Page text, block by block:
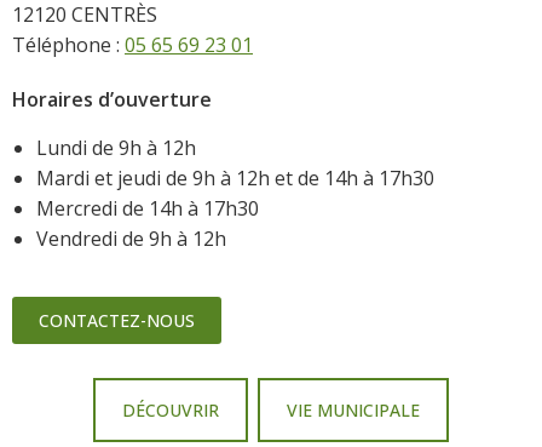
12120 CENTRÈS
Téléphone : 05 65 69 23 01
Horaires d’ouverture
Lundi de 9h à 12h
Mardi et jeudi de 9h à 12h et de 14h à 17h30
Mercredi de 14h à 17h30
Vendredi de 9h à 12h
CONTACTEZ-NOUS
DÉCOUVRIR VIE MUNICIPALE